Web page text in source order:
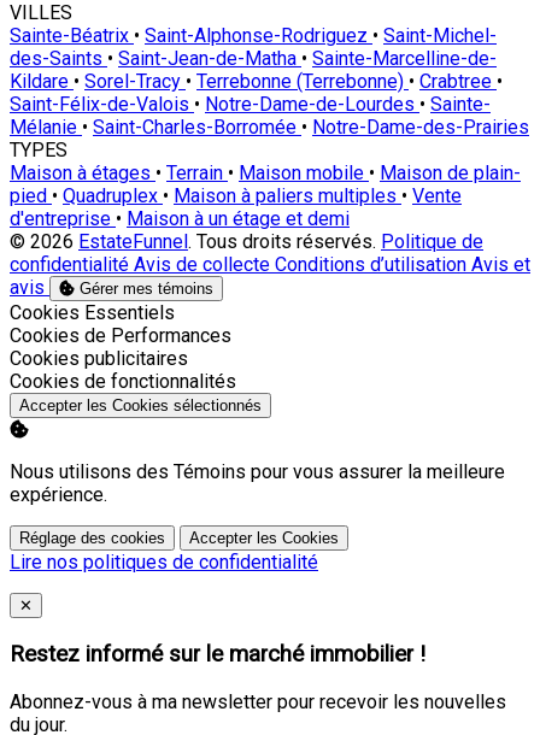
VILLES
Sainte-Béatrix • Saint-Alphonse-Rodriguez • Saint-Michel-
des-Saints • Saint-Jean-de-Matha • Sainte-Marcelline-de-
Kildare • Sorel-Tracy • Terrebonne (Terrebonne) • Crabtree •
Saint-Félix-de-Valois • Notre-Dame-de-Lourdes • Sainte-
Mélanie • Saint-Charles-Borromée • Notre-Dame-des-Prairies
TYPES
Maison à étages • Terrain • Maison mobile • Maison de plain-
pied • Quadruplex • Maison à paliers multiples • Vente
d'entreprise • Maison à un étage et demi
© 2026 EstateFunnel. Tous droits réservés. Politique de
confidentialité Avis de collecte Conditions d’utilisation Avis et
avis
Gérer mes témoins
Activer
Cookies Essentiels
Activer
Cookies de Performances
Activer
Cookies publicitaires
Activer
Cookies de fonctionnalités
Accepter les Cookies sélectionnés
Nous utilisons des Témoins pour vous assurer la meilleure
expérience.
Réglage des cookies Accepter les Cookies
Lire nos politiques de confidentialité
Close
✕
Restez informé sur le marché immobilier !
Abonnez-vous à ma newsletter pour recevoir les nouvelles
du jour.